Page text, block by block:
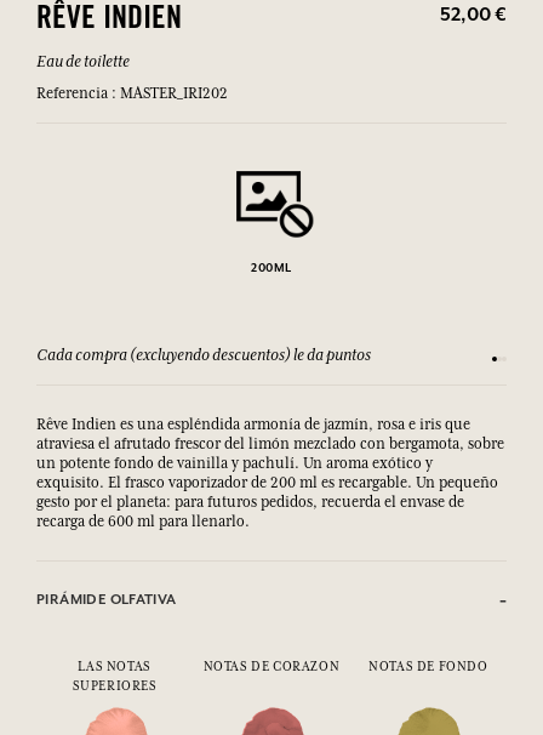
RÊVE INDIEN 52,00 €
Eau de toilette
Referencia : MASTER_IRI202
200ML
Cada compra (excluyendo descuentos) le da puntos
Rêve Indien es una espléndida armonía de jazmín, rosa e iris que
atraviesa el afrutado frescor del limón mezclado con bergamota, sobre
un potente fondo de vainilla y pachulí. Un aroma exótico y
exquisito. El frasco vaporizador de 200 ml es recargable. Un pequeño
gesto por el planeta: para futuros pedidos, recuerda el envase de
recarga de 600 ml para llenarlo.
PIRÁMIDE OLFATIVA
LAS NOTAS
SUPERIORES
NOTAS DE CORAZON NOTAS DE FONDO